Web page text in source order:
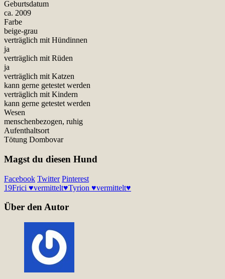
Geburtsdatum
ca. 2009
Farbe
beige-grau
verträglich mit Hündinnen
ja
verträglich mit Rüden
ja
verträglich mit Katzen
kann gerne getestet werden
verträglich mit Kindern
kann gerne getestet werden
Wesen
menschenbezogen, ruhig
Aufenthaltsort
Tötung Dombovar
Magst du diesen Hund
Facebook Twitter Pinterest
19Frici ♥vermittelt♥Tyrion ♥vermittelt♥
Über den Autor